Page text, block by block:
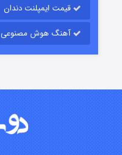
قیمت ایمپلنت دندان
آهنگ هوش مصنوعی